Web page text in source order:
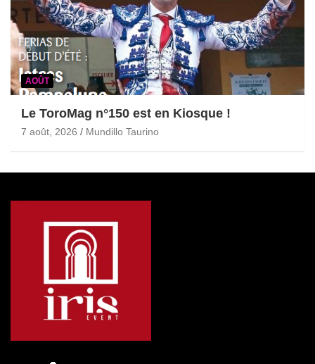
AOÛT
Le ToroMag n°150 est en Kiosque !
7 août, 2026 Mundillo Taurino